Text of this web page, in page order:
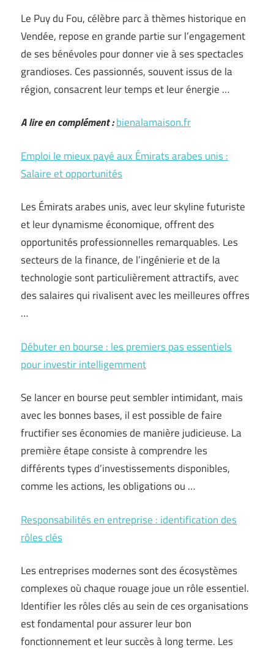
Le Puy du Fou, célèbre parc à thèmes historique en
Vendée, repose en grande partie sur l’engagement
de ses bénévoles pour donner vie à ses spectacles
grandioses. Ces passionnés, souvent issus de la
région, consacrent leur temps et leur énergie …
A lire en complément :bienalamaison.fr
Emploi le mieux payé aux Émirats arabes unis :
Salaire et opportunités
Les Émirats arabes unis, avec leur skyline futuriste
et leur dynamisme économique, offrent des
opportunités professionnelles remarquables. Les
secteurs de la finance, de l’ingénierie et de la
technologie sont particulièrement attractifs, avec
des salaires qui rivalisent avec les meilleures offres
…
Débuter en bourse : les premiers pas essentiels
pour investir intelligemment
Se lancer en bourse peut sembler intimidant, mais
avec les bonnes bases, il est possible de faire
fructifier ses économies de manière judicieuse. La
première étape consiste à comprendre les
différents types d’investissements disponibles,
comme les actions, les obligations ou …
Responsabilités en entreprise : identification des
rôles clés
Les entreprises modernes sont des écosystèmes
complexes où chaque rouage joue un rôle essentiel.
Identifier les rôles clés au sein de ces organisations
est fondamental pour assurer leur bon
fonctionnement et leur succès à long terme. Les